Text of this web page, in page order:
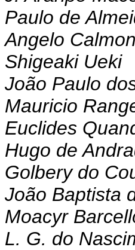
Paulo de
Angelo
Shigeaki Ueki
João Paulo
Mauricio
Euclides
Hugo de
Golbery do
João Baptista
Moacyr
L. G. do